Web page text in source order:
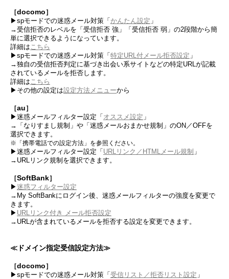
［docomo ］
▶spモードでの迷惑メール対策「 かんたん設定 」
→受信拒否のレベルを「受信拒否 強」「受信拒否 弱」の2段階から簡
単に選択できるようになっています。
詳細はこちら
▶spモードでの迷惑メール対策「 特定URL付メール拒否設定 」
→独自の受信拒否判定に基づき出会い系サイトなどの特定URLが記載
されているメールを拒否します。
詳細はこちら
▶その他の設定は設定方法メニューから
［au ］
▶迷惑メールフィルター設定「 オススメ設定 」
→「なりすまし規制」や「迷惑メールおまかせ規制」のON／OFFを
選択できます。
※「携帯電話での設定方法」を参照ください。
▶迷惑メールフィルター設定「 URLリンク／HTMLメール規制 」
→URLリンク規制を選択できます。
［SoftBank］
▶迷惑フィルター設定
→My SoftBankにログイン後、迷惑メールフィルターの強度を変更で
きます。
▶ URLリンク付き メール拒否設定
→URLが含まれているメールを拒否する設定を変更できます。
≪ドメイン指定受信設定方法≫
［docomo ］
▶spモードでの迷惑メール対策「 受信リスト／拒否リスト設定 」